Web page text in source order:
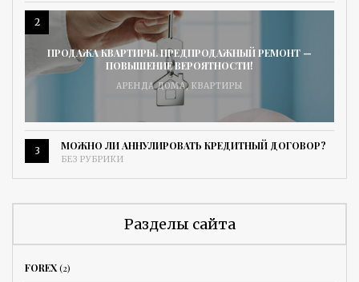
2
ПРОДАЖА КВАРТИРЫ. ПРЕДПРОДАЖНЫЙ РЕМОНТ —
ПОВЫШЕНИЕ ВЕРОЯТНОСТИ!
АРЕНДА ДОМА, КВАРТИРЫ
3 МОЖНО ЛИ АННУЛИРОВАТЬ КРЕДИТНЫЙ ДОГОВОР?
БЕЗ РУБРИКИ
Разделы сайта
FOREX(2)